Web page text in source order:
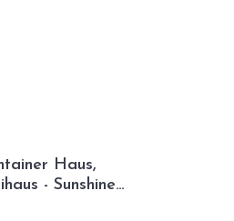
Haus,
- Sunshine